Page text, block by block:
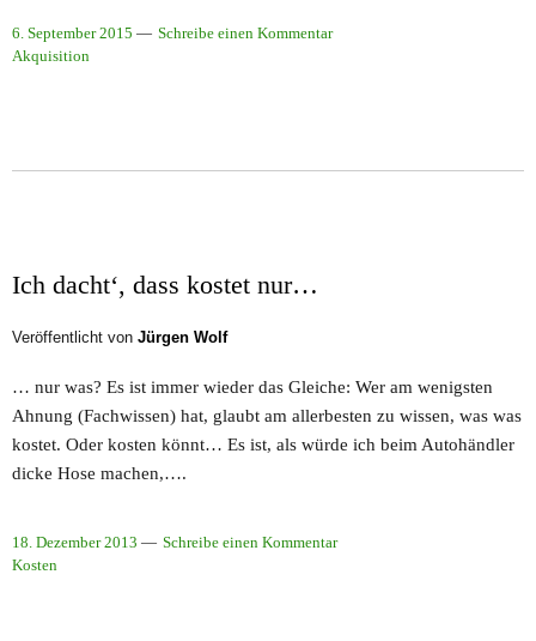
6. September 2015
Schreibe einen Kommentar
Akquisition
Ich dacht‘, dass kostet nur…
Veröffentlicht von Jürgen Wolf
… nur was? Es ist immer wieder das Gleiche: Wer am wenigsten
Ahnung (Fachwissen) hat, glaubt am allerbesten zu wissen, was was
kostet. Oder kosten könnt… Es ist, als würde ich beim Autohändler
dicke Hose machen,….
18. Dezember 2013
Schreibe einen Kommentar
Kosten